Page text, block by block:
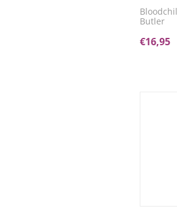
Butler
€16,95